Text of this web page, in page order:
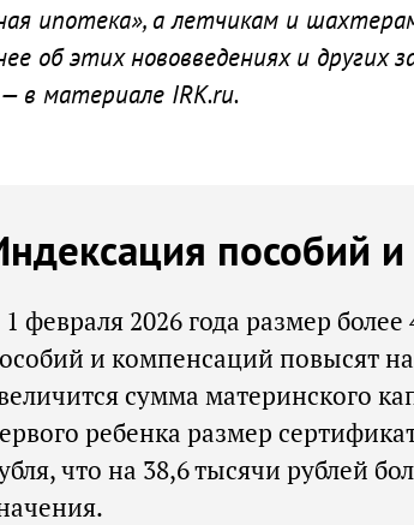
ипотека», а летчикам и
об этих нововведениях и других
в материале IRK.ru.
пособий и
февраля 2026 года размер
и компенсаций повысят на
сумма материнского
ребенка размер
что на 38,6 тысячи рублей